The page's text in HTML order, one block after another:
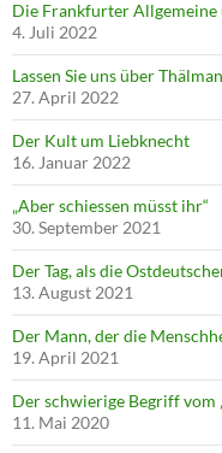
Die Frankfurter Allgemeine
4. Juli 2022
Lassen Sie uns über
27. April 2022
Der Kult um Liebknecht
16. Januar 2022
„Aber schiessen müsst ihr“
30. September 2021
Der Tag, als die
13. August 2021
Der Mann, der die
19. April 2021
Der schwierige Begriff vom
11. Mai 2020